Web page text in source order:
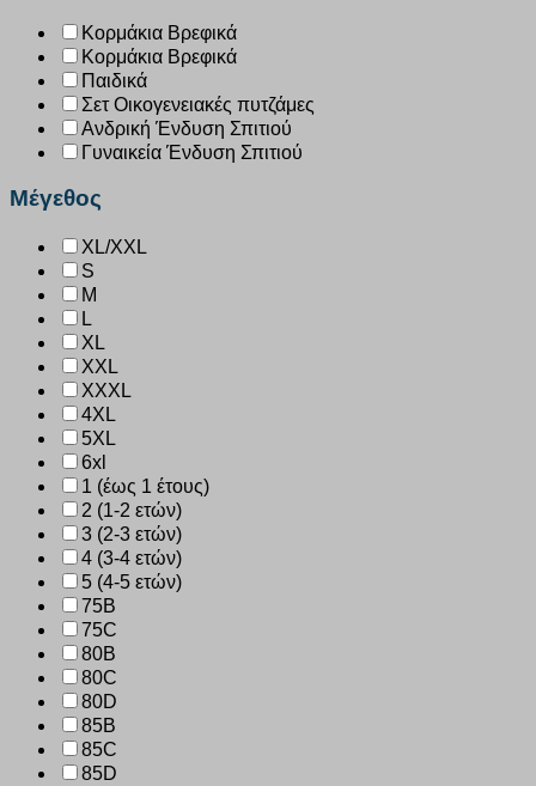
Κορμάκια Βρεφικά
Κορμάκια Βρεφικά
Παιδικά
Σετ Οικογενειακές πυτζάμες
Ανδρική Ένδυση Σπιτιού
Γυναικεία Ένδυση Σπιτιού
Μέγεθος
XL/XXL
S
M
L
XL
XXL
XXXL
4XL
5XL
6xl
1 (έως 1 έτους)
2 (1-2 ετών)
3 (2-3 ετών)
4 (3-4 ετών)
5 (4-5 ετών)
75B
75C
80B
80C
80D
85B
85C
85D